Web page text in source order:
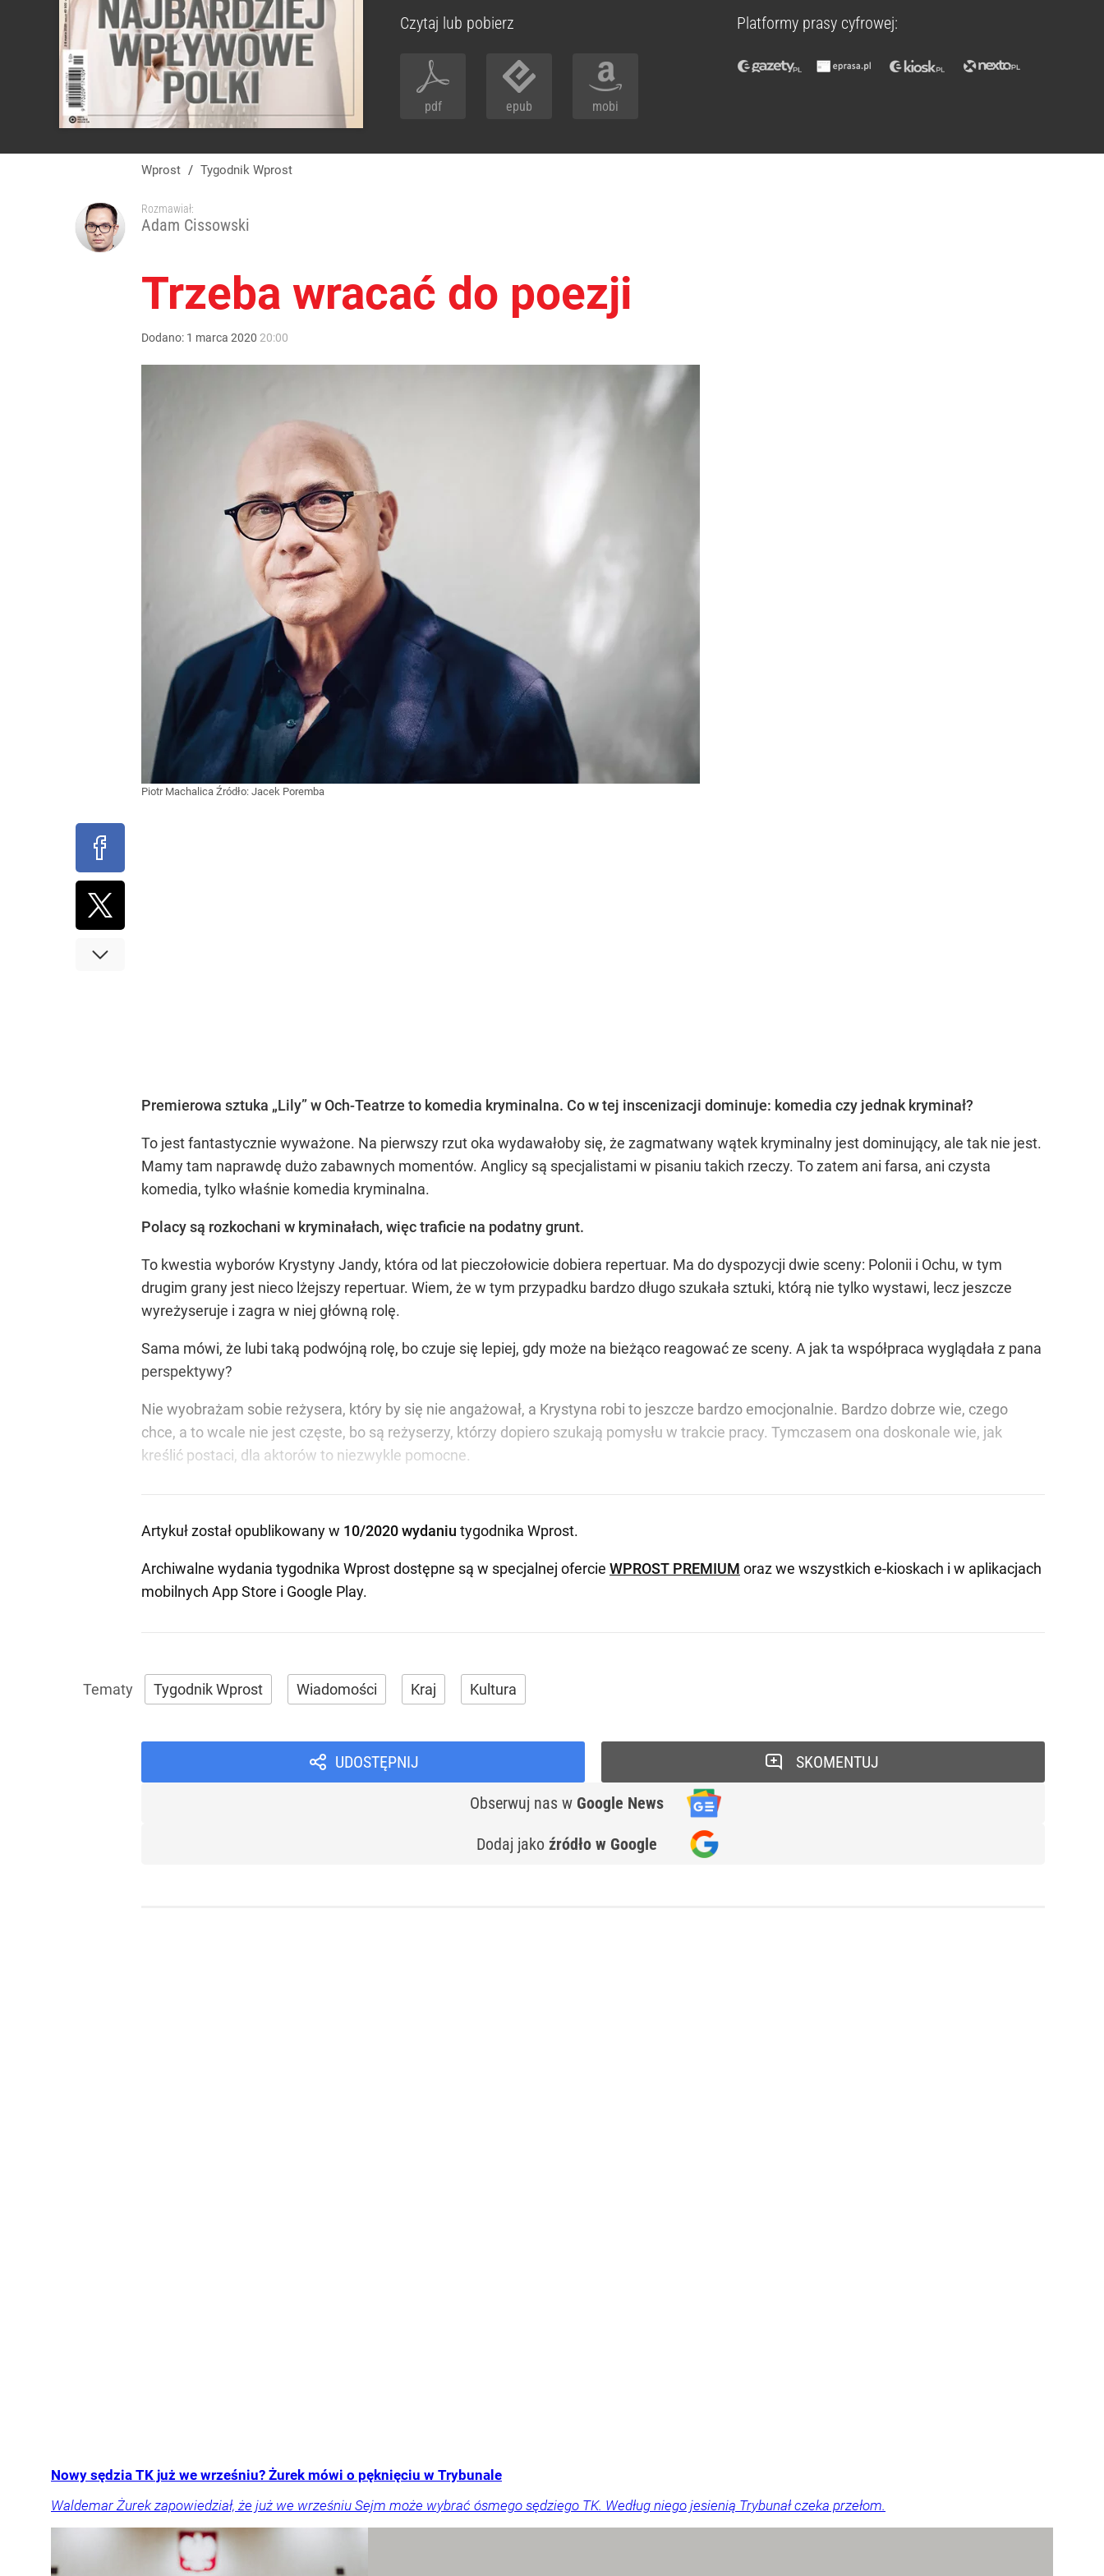
Czytaj lub pobierz
pdf epub mobi
Platformy prasy cyfrowej:
Wprost / Tygodnik Wprost
Rozmawiał:
Adam Cissowski
Trzeba wracać do poezji
Dodano: 1 marca 2020 20:00
Piotr Machalica Źródło: Jacek Poremba
Premierowa sztuka „Lily” w Och-Teatrze to komedia kryminalna. Co w tej inscenizacji dominuje: komedia czy jednak kryminał?
To jest fantastycznie wyważone. Na pierwszy rzut oka wydawałoby się, że zagmatwany wątek kryminalny jest dominujący, ale tak nie jest.
Mamy tam naprawdę dużo zabawnych momentów. Anglicy są specjalistami w pisaniu takich rzeczy. To zatem ani farsa, ani czysta
komedia, tylko właśnie komedia kryminalna.
Polacy są rozkochani w kryminałach, więc traficie na podatny grunt.
To kwestia wyborów Krystyny Jandy, która od lat pieczołowicie dobiera repertuar. Ma do dyspozycji dwie sceny: Polonii i Ochu, w tym
drugim grany jest nieco lżejszy repertuar. Wiem, że w tym przypadku bardzo długo szukała sztuki, którą nie tylko wystawi, lecz jeszcze
wyreżyseruje i zagra w niej główną rolę.
Sama mówi, że lubi taką podwójną rolę, bo czuje się lepiej, gdy może na bieżąco reagować ze sceny. A jak ta współpraca wyglądała z pana
perspektywy?
Nie wyobrażam sobie reżysera, który by się nie angażował, a Krystyna robi to jeszcze bardzo emocjonalnie. Bardzo dobrze wie, czego
chce, a to wcale nie jest częste, bo są reżyserzy, którzy dopiero szukają pomysłu w trakcie pracy. Tymczasem ona doskonale wie, jak
kreślić postaci, dla aktorów to niezwykle pomocne.
Artykuł został opublikowany w 10/2020 wydaniu tygodnika Wprost.
Archiwalne wydania tygodnika Wprost dostępne są w specjalnej ofercie WPROST PREMIUM oraz we wszystkich e-kioskach i w aplikacjach
mobilnych App Store i Google Play.
Tygodnik Wprost Wiadomości Kraj Kultura
UDOSTĘPNIJ
Obserwuj nas w Google News
Dodaj jako źródło w Google
SKOMENTUJ
Nowy sędzia TK już we wrześniu? Żurek mówi o pęknięciu w Trybunale
Waldemar Żurek zapowiedział, że już we wrześniu Sejm może wybrać ósmego sędziego TK. Według niego jesienią Trybunał czeka przełom.